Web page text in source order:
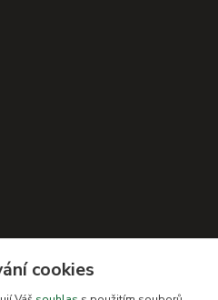
cookies